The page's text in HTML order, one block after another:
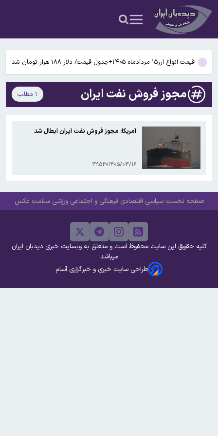
می‌شود
حسین شریعتمداری به مذاکرات ایران و عمان بر سر تردد در تنگه هرمز
حمله کرد: دارید تنگه را برای امریکا باز می کنید
روزنامه اصولگرا: تلویزیون هر روز کم مخاطب تر از دیروز شده/ مسئولان
صداوسیما چرا آمار مخاطبان برنامه های خود را محرمانه کرده اند؟
قیمت انواع ارز۱۵ مردادماه ۱۴۰۵+جدول قیمت/ دلار ۱۸۸ هزار تومان شد
راز رنگ آبی در صندلی های هواپیما چیست؟
گوگل اسیستنت ماه آینده در اندروید غیرفعال و جمینای جایگزین آن
حسین شریعتمداری به مذاکرات ایران و عمان بر سر تردد در تنگه هرمز
حمله کرد: دارید تنگه را برای امریکا باز می کنید
روزنامه اصولگرا: تلویزیون هر روز کم مخاطب تر از دیروز شده/ مسئولان
صداوسیما چرا آمار مخاطبان برنامه های خود را محرمانه کرده اند؟
مجوز فروش نفت ایران ۱ مطلب
آمریکا: مجوز فروش نفت ایران ابطال شد
۱۴۰۵/۰۴/۱۶ ۲۲:۵۳
صفحه نخست سیاسی اقتصادی فرهنگی و اجتماعی ورزشی سلامت عکس
کلیه حقوق این سایت محفوظ است و متعلق به وبسایت خبری دیدبان ایران
میباشد
طراحی سایت خبری و خبرگزاری آسام